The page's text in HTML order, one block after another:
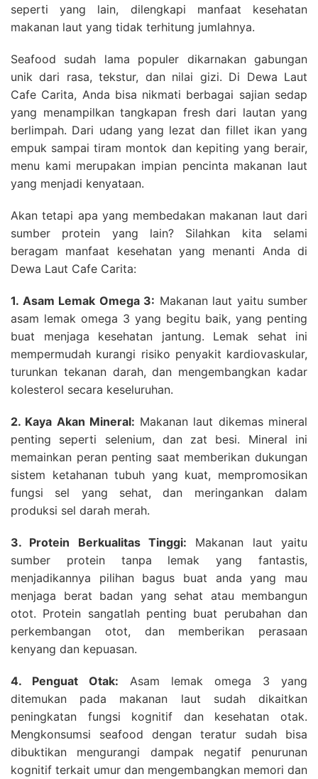
seperti yang lain, dilengkapi manfaat kesehatan
makanan laut yang tidak terhitung jumlahnya.
Seafood sudah lama populer dikarnakan gabungan
unik dari rasa, tekstur, dan nilai gizi. Di Dewa Laut
Cafe Carita, Anda bisa nikmati berbagai sajian sedap
yang menampilkan tangkapan fresh dari lautan yang
berlimpah. Dari udang yang lezat dan fillet ikan yang
empuk sampai tiram montok dan kepiting yang berair,
menu kami merupakan impian pencinta makanan laut
yang menjadi kenyataan.
Akan tetapi apa yang membedakan makanan laut dari
sumber protein yang lain? Silahkan kita selami
beragam manfaat kesehatan yang menanti Anda di
Dewa Laut Cafe Carita:
1. Asam Lemak Omega 3: Makanan laut yaitu sumber
asam lemak omega 3 yang begitu baik, yang penting
buat menjaga kesehatan jantung. Lemak sehat ini
mempermudah kurangi risiko penyakit kardiovaskular,
turunkan tekanan darah, dan mengembangkan kadar
kolesterol secara keseluruhan.
2. Kaya Akan Mineral: Makanan laut dikemas mineral
penting seperti selenium, dan zat besi. Mineral ini
memainkan peran penting saat memberikan dukungan
sistem ketahanan tubuh yang kuat, mempromosikan
fungsi sel yang sehat, dan meringankan dalam
produksi sel darah merah.
3. Protein Berkualitas Tinggi: Makanan laut yaitu
sumber protein tanpa lemak yang fantastis,
menjadikannya pilihan bagus buat anda yang mau
menjaga berat badan yang sehat atau membangun
otot. Protein sangatlah penting buat perubahan dan
perkembangan otot, dan memberikan perasaan
kenyang dan kepuasan.
4. Penguat Otak: Asam lemak omega 3 yang
ditemukan pada makanan laut sudah dikaitkan
peningkatan fungsi kognitif dan kesehatan otak.
Mengkonsumsi seafood dengan teratur sudah bisa
dibuktikan mengurangi dampak negatif penurunan
kognitif terkait umur dan mengembangkan memori dan